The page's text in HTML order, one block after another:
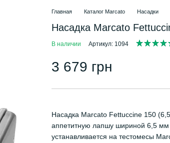
Главная Каталог Marcato Насадки
Насадка Marcato
В наличии Артикул: 1094
3 679 грн
Насадка Marcato Fettuccine 150
аппетитную лапшу шириной 6,5 мм
устанавливается на тестомесы